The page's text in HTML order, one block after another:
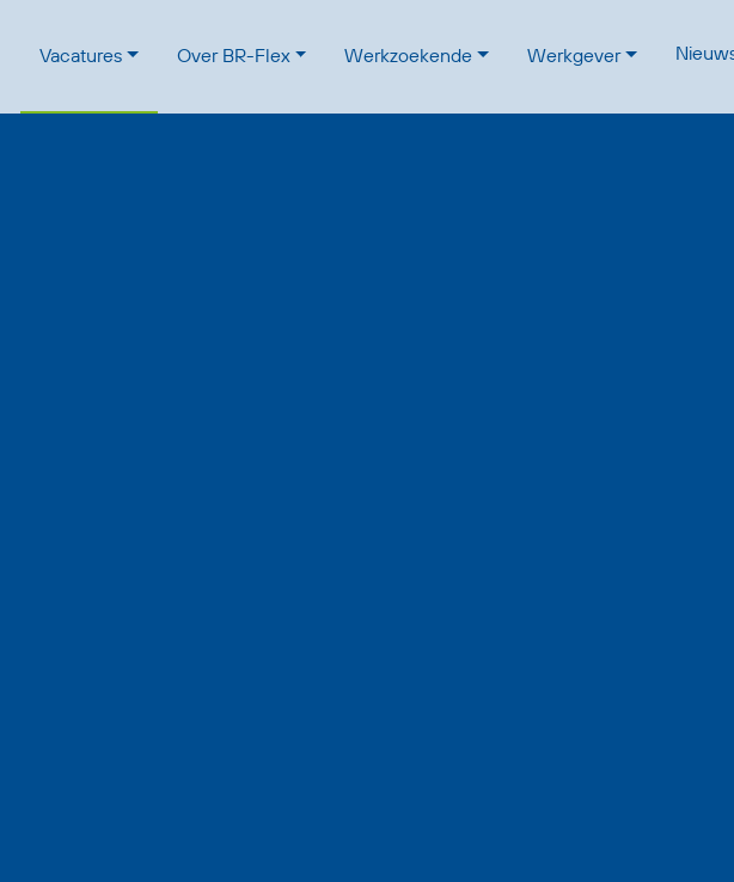
Vacatures Over BR-Flex Werkzoekende Werkgever